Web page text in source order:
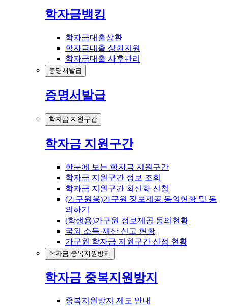
학자금뱅킹
학자금대출상환
학자금대출 상환지원
학자금대출 사후관리
증명서발급
증명서발급
학자금 지원구간
학자금 지원구간
한눈에 보는 학자금 지원구간
학자금 지원구간 정보 조회
학자금 지원구간 최신화 신청
(가구원용)가구원 정보제공 동의현황 및 동
의하기
(학생용)가구원 정보제공 동의현황
국외 소득·재산 신고 현황
가구원 학자금 지원구간 산정 현황
학자금 중복지원방지
학자금 중복지원방지
중복지원방지 제도 안내